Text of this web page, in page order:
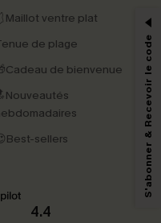
ventre plat
de plage
de bienvenue
sellers
4.4
par E-mail
une seule fois.
de recevoir des e-mails
par l'IA) de Cupshe et
notre site ainsi que des
conformément à notre
Politique de
à tout moment.
S'abonner & Recevoir le code